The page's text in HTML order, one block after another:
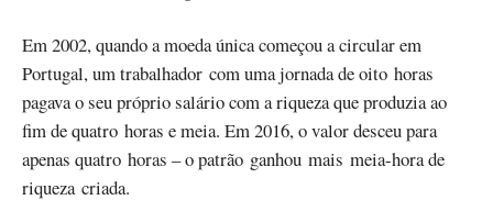
Em 2002, quando a moeda única começou a circular em
Portugal, um trabalhador com uma jornada de oito horas
pagava o seu próprio salário com a riqueza que produzia ao
fim de quatro horas e meia. Em 2016, o valor desceu para
apenas quatro horas – o patrão ganhou mais meia-hora de
riqueza criada.